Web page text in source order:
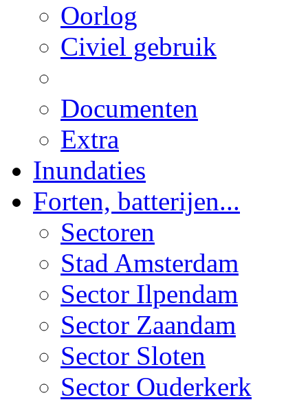
Oorlog
Civiel gebruik
Documenten
Extra
Inundaties
Forten, batterijen...
Sectoren
Stad Amsterdam
Sector Ilpendam
Sector Zaandam
Sector Sloten
Sector Ouderkerk